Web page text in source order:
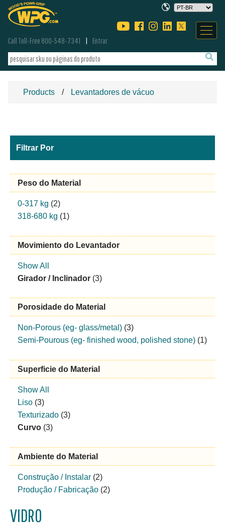
Call Toll-Free 800-548-7341 Entrar
Products Levantadores de vácuo
Filtrar Por
Peso do Material
0-317 kg (2)
318-680 kg (1)
Movimiento do Levantador
Show All
Girador / Inclinador (3)
Porosidade do Material
Non-Porous (eg- glass/metal) (3)
Semi-Pourous (eg- finished wood, polished stone) (1)
Superficie do Material
Show All
Liso (3)
Texturizado (3)
Curvo (3)
Ambiente do Material
Construção / Instalar (2)
Produção / Fabricação (2)
VIDRO